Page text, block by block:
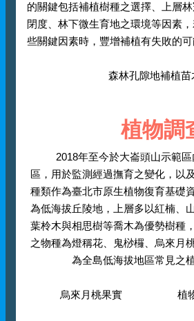
的關鍵包括補植樹種之選擇、上層
閉度、林下微生育地之環境等因素
些關鍵因素時，豐增補植有失敗的可
森林孔隙地補植苗
植物調
2018年至今於大崙頭山示範區
區，用於監測經過撫育之變化，以
種類作為臺北市原生植物復育基礎
為低海拔丘陵地，上層多以紅楠、
葉柃木與相思樹等喬木為優勢樹種
之物種為燈稱花、鬼桫欏、烏來月
為全島低海拔地區常見之
烏來月桃果實 植